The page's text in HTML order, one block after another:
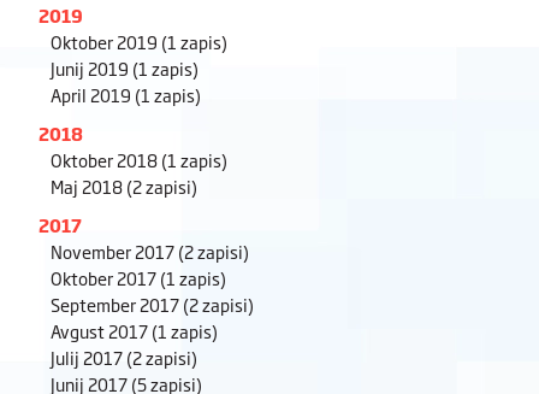
2019
Oktober 2019 (1 zapis)
Junij 2019 (1 zapis)
April 2019 (1 zapis)
2018
Oktober 2018(1 zapis)
Maj 2018(2 zapisi)
2017
November 2017(2 zapisi)
Oktober 2017(1 zapis)
September 2017(2 zapisi)
Avgust 2017(1 zapis)
Julij 2017(2 zapisi)
Junij 2017(5 zapisi)